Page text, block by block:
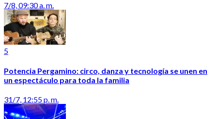
7/8, 09:30 a. m.
5
Potencia Pergamino: circo, danza y tecnología se unen en
un espectáculo para toda la familia
31/7, 12:55 p. m.